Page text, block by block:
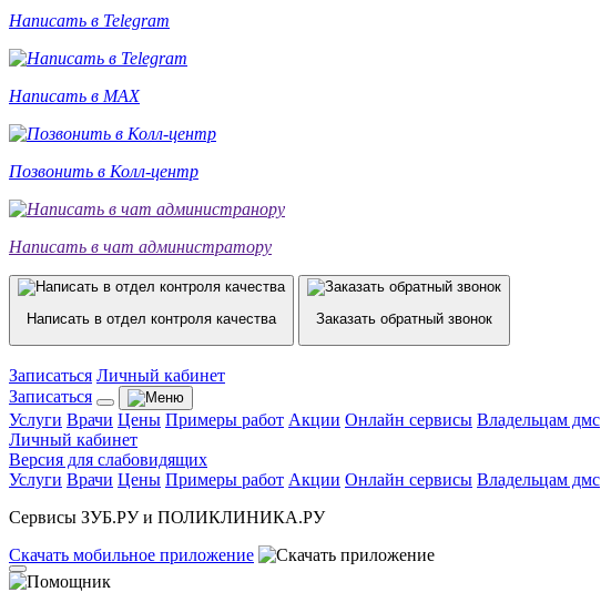
Написать в Telegram
Написать в MAX
Позвонить в Колл-центр
Написать в чат администратору
Написать в отдел контроля качества Заказать обратный звонок
Записаться Личный кабинет
Записаться
Услуги Врачи Цены Примеры работ Акции Онлайн сервисы Владельцам дмс
Личный кабинет
Версия для слабовидящих
Услуги Врачи Цены Примеры работ Акции Онлайн сервисы Владельцам дмс
Сервисы ЗУБ.РУ и ПОЛИКЛИНИКА.РУ
Скачать мобильное приложение